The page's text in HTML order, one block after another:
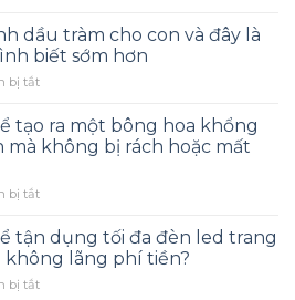
thế
nào
để
chọn
bảo
quản
phù
và
tránh
những
sai
dầu tràm cho con và đây là
biết sớm hơn
bị tắtở
dùng
tinh
tràm
con
đây
là
tạo ra một bông hoa khổng
mà không bị rách hoặc mất
bị tắtở
thế
nào
để
tạo
tận dụng tối đa đèn led trang
không lãng phí tiền?
bị tắtở